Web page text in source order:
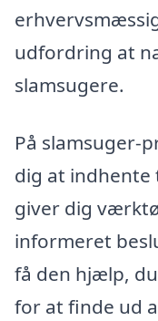
udfordring at
slamsugere.
På slamsuger-
dig at indhente
giver dig
informeret
få den hjælp,
for at finde ud